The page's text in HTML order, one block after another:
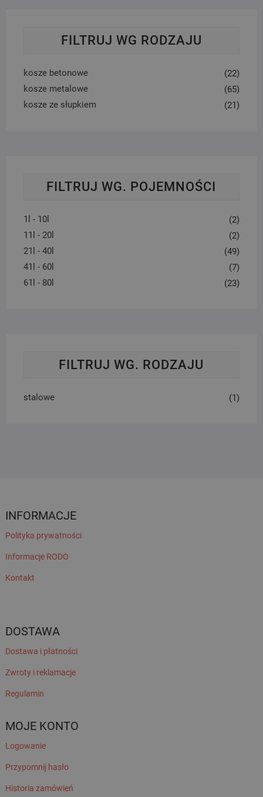
FILTRUJ WG RODZAJU
kosze betonowe
(22)
kosze metalowe
(65)
kosze ze słupkiem
(21)
FILTRUJ WG. POJEMNOŚCI
1l - 10l
(2)
11l - 20l
(2)
21l - 40l
(49)
41l - 60l
(7)
61l - 80l
(23)
FILTRUJ WG. RODZAJU
stalowe (1)
INFORMACJE
Polityka prywatności
Informacje RODO
Kontakt
DOSTAWA
Dostawa i płatności
Zwroty i reklamacje
Regulamin
MOJE KONTO
Logowanie
Przypomnij hasło
Historia zamówień